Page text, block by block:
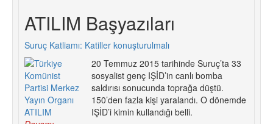
ATILIM Başyazıları
Suruç Katliamı: Katiller konuşturulmalı
20 Temmuz 2015 tarihinde Suruç’ta 33
sosyalist genç IŞİD’in canlı bomba
saldırısı sonucunda toprağa düştü.
150’den fazla kişi yaralandı. O dönemde
IŞİD’i kimin kullandığı belli.